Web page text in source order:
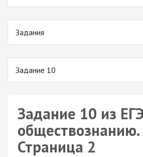
Задания
Задание 10
Задание 10 из
обществознанию.
Страница 2